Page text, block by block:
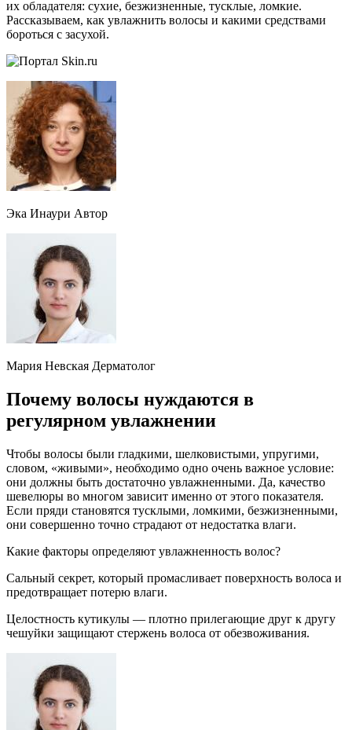
их обладателя: сухие, безжизненные, тусклые, ломкие.
Рассказываем, как увлажнить волосы и какими средствами
бороться с засухой.
Эка Инаури Автор
Мария Невская Дерматолог
Почему волосы нуждаются в
регулярном увлажнении
Чтобы волосы были гладкими, шелковистыми, упругими,
словом, «живыми», необходимо одно очень важное условие:
они должны быть достаточно увлажненными. Да, качество
шевелюры во многом зависит именно от этого показателя.
Если пряди становятся тусклыми, ломкими, безжизненными,
они совершенно точно страдают от недостатка влаги.
Какие факторы определяют увлажненность волос?
Сальный секрет, который промасливает поверхность волоса и
предотвращает потерю влаги.
Целостность кутикулы — плотно прилегающие друг к другу
чешуйки защищают стержень волоса от обезвоживания.